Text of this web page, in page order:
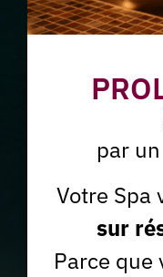
J'accepte que la
par
Votre Spa
sur
Parce que